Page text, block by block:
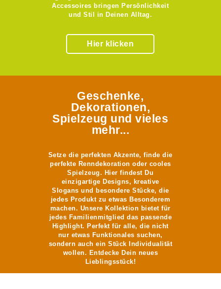
Accessoires bringen Persönlichkeit
und Stil in Deinen Alltag.
Hier klicken
Geschenke,
Dekorationen,
Spielzeug und vieles
mehr...
Setze die perfekten Akzente, finde die
perfekte Renndekoration oder cooles
Spielzeug. Hier findest Du
einzigartige Designs, kreative
Slogans und besondere Stücke, die
jedes Produkt zu etwas Besonderem
machen. Unsere Kollektion bietet für
jedes Familienmitglied das passende
Highlight. Perfekt für alle, die nicht
nur etwas Funktionales suchen,
sondern auch ein Stück Individualität
wollen. Entdecke Dein neues
Lieblingsstück!